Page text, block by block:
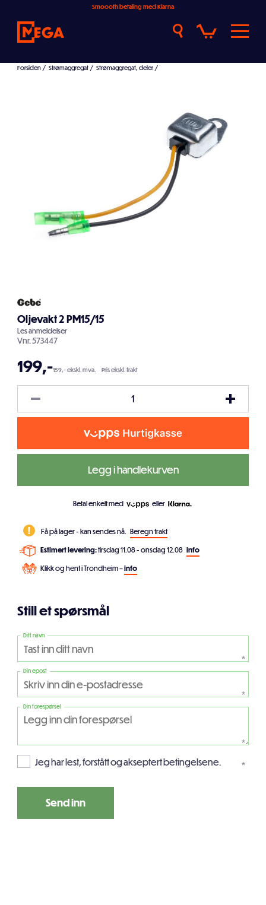
Smoooth betaling med Klarna
Forsiden / Strømaggregat / Strømaggregat, deler /
Oljevakt 2 PM15/15
Lesanmeldelser
Vnr.573447
199,-159,- ekskl. mva. Pris ekskl. frakt
Legg i handlekurven
Betal enkelt med eller
Få på lager - kan sendes nå. Beregn frakt
Estimert levering:tirsdag 11.08 - onsdag 12.08 info
Klikk og hent i Trondheim –info
Still et spørsmål
Ditt navn
*
Din epost
*
Din forespørsel
*
Jeg har lest, forstått og akseptert betingelsene. *